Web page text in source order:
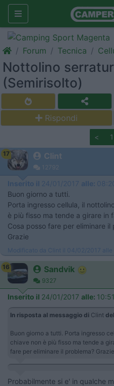
Forum Tecnica
Nottolino
(Semirisolto)
Rispondi
< 1
17 Clint
12792
Inserito il 24/01/2017 alle:
Buon giorno a tutti.
Porta ingresso cellula, il
è più fisso ma tende a girare in
Cosa posso fare per eliminare il
Grazie
Modificato da Clint il 04/02/2017 alle
16 Sandvik
9327
Inserito il 24/01/2017 alle:
In risposta al messaggio di Clint del
Buon giorno a tutti. Porta ingresso
chiave non è più fisso ma tende a
fare per eliminare il problema? Grazie
Probabilmente si e' in qualche